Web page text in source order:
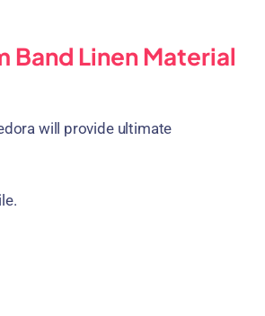
Band Linen Material
will provide ultimate
.